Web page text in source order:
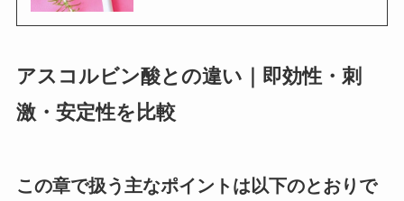
アスコルビン酸との違い｜即効性・刺
激・安定性を比較
この章で扱う主なポイントは以下のとおりで